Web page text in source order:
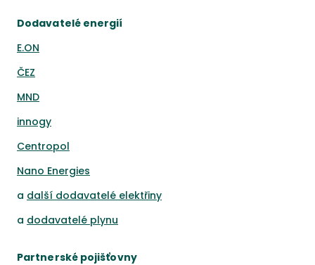
Dodavatelé energií
E.ON
ČEZ
MND
innogy
Centropol
Nano Energies
a další dodavatelé elektřiny
a dodavatelé plynu
Partnerské pojišťovny